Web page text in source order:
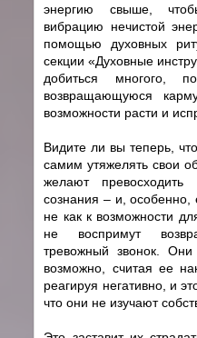
энергию свыше,
вибрацию нечистой
помощью духовных
секции «Духовные
добиться многого,
возвращающуюся
возможности расти и
Видите ли вы теперь,
самим утяжелять свои
желают
сознания – и, особенно,
не как к возможности
не воспримут
тревожный звонок. Они
возможно, считая ее
реагируя негативно, и
что они не изучают